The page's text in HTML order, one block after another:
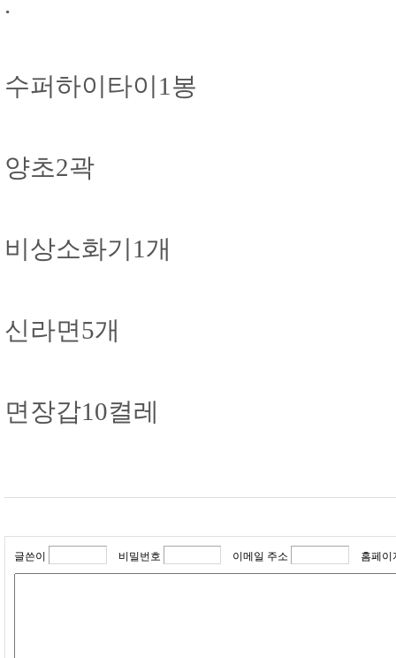
수퍼하이타이1봉
양초2곽
비상소화기1개
신라면5개
면장갑10켤레
글쓴이 비밀번호 이메일 주소 홈페이